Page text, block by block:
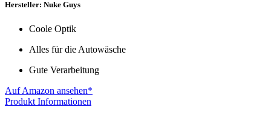
Hersteller: Nuke Guys
Coole Optik
Alles für die Autowäsche
Gute Verarbeitung
Auf Amazon ansehen*
Produkt Informationen